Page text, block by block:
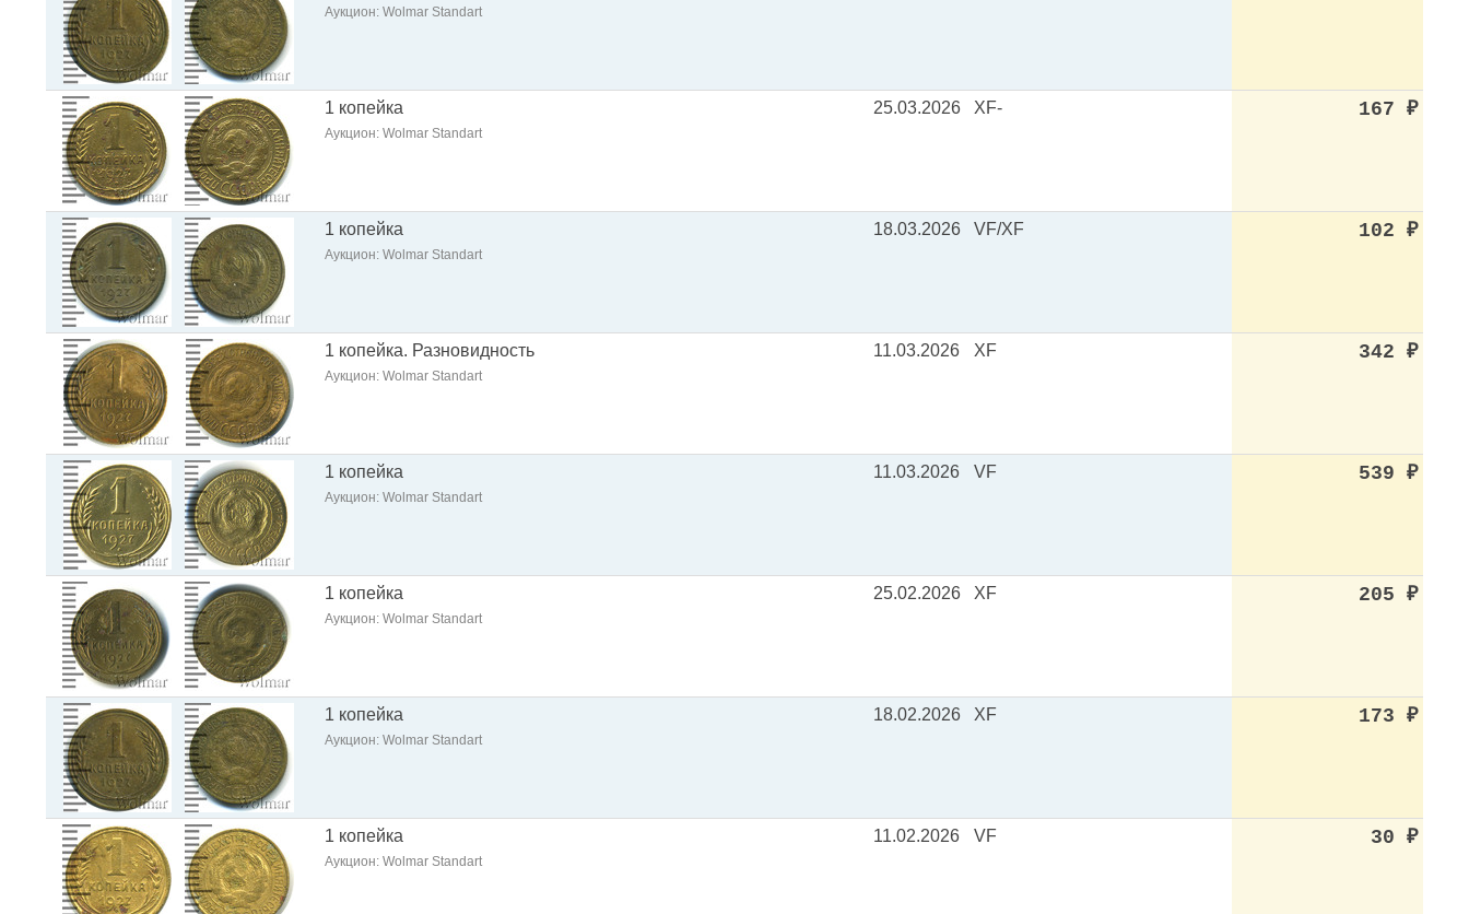
Аукцион: Wolmar Standart
1 копейка
Аукцион: Wolmar Standart
25.03.2026 XF- 167 ₽
1 копейка
Аукцион: Wolmar Standart
18.03.2026 VF/XF 102 ₽
1 копейка. Разновидность
Аукцион: Wolmar Standart
11.03.2026 XF 342 ₽
1 копейка
Аукцион: Wolmar Standart
11.03.2026 VF 539 ₽
1 копейка
Аукцион: Wolmar Standart
25.02.2026 XF 205 ₽
1 копейка
Аукцион: Wolmar Standart
18.02.2026 XF 173 ₽
1 копейка
Аукцион: Wolmar Standart
11.02.2026 VF 30 ₽